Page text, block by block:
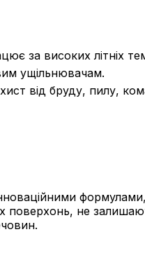
за високих літніх
ущільнювачам.
від бруду, пилу,
поверхонь, не